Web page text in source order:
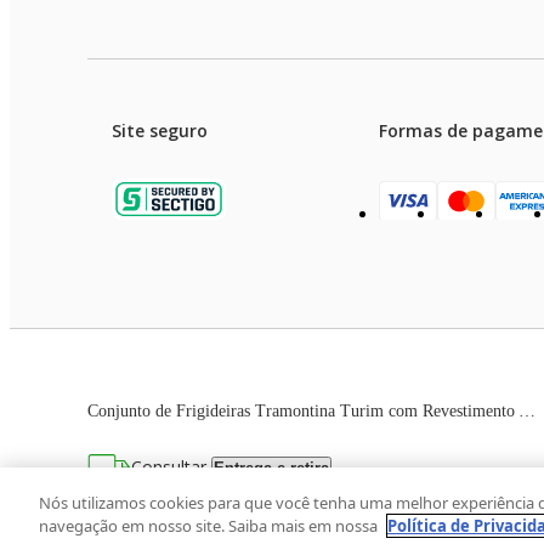
Consultar Entrega e retira
Site seguro Formas de
As imagens dos produtos são meramente
Avenida Zaki Narchi, nº 1650, sobreloja,
Nós utilizamos cookies para que você tenha uma melhor experiência
navegação em nosso site. Saiba mais em nossa Política de